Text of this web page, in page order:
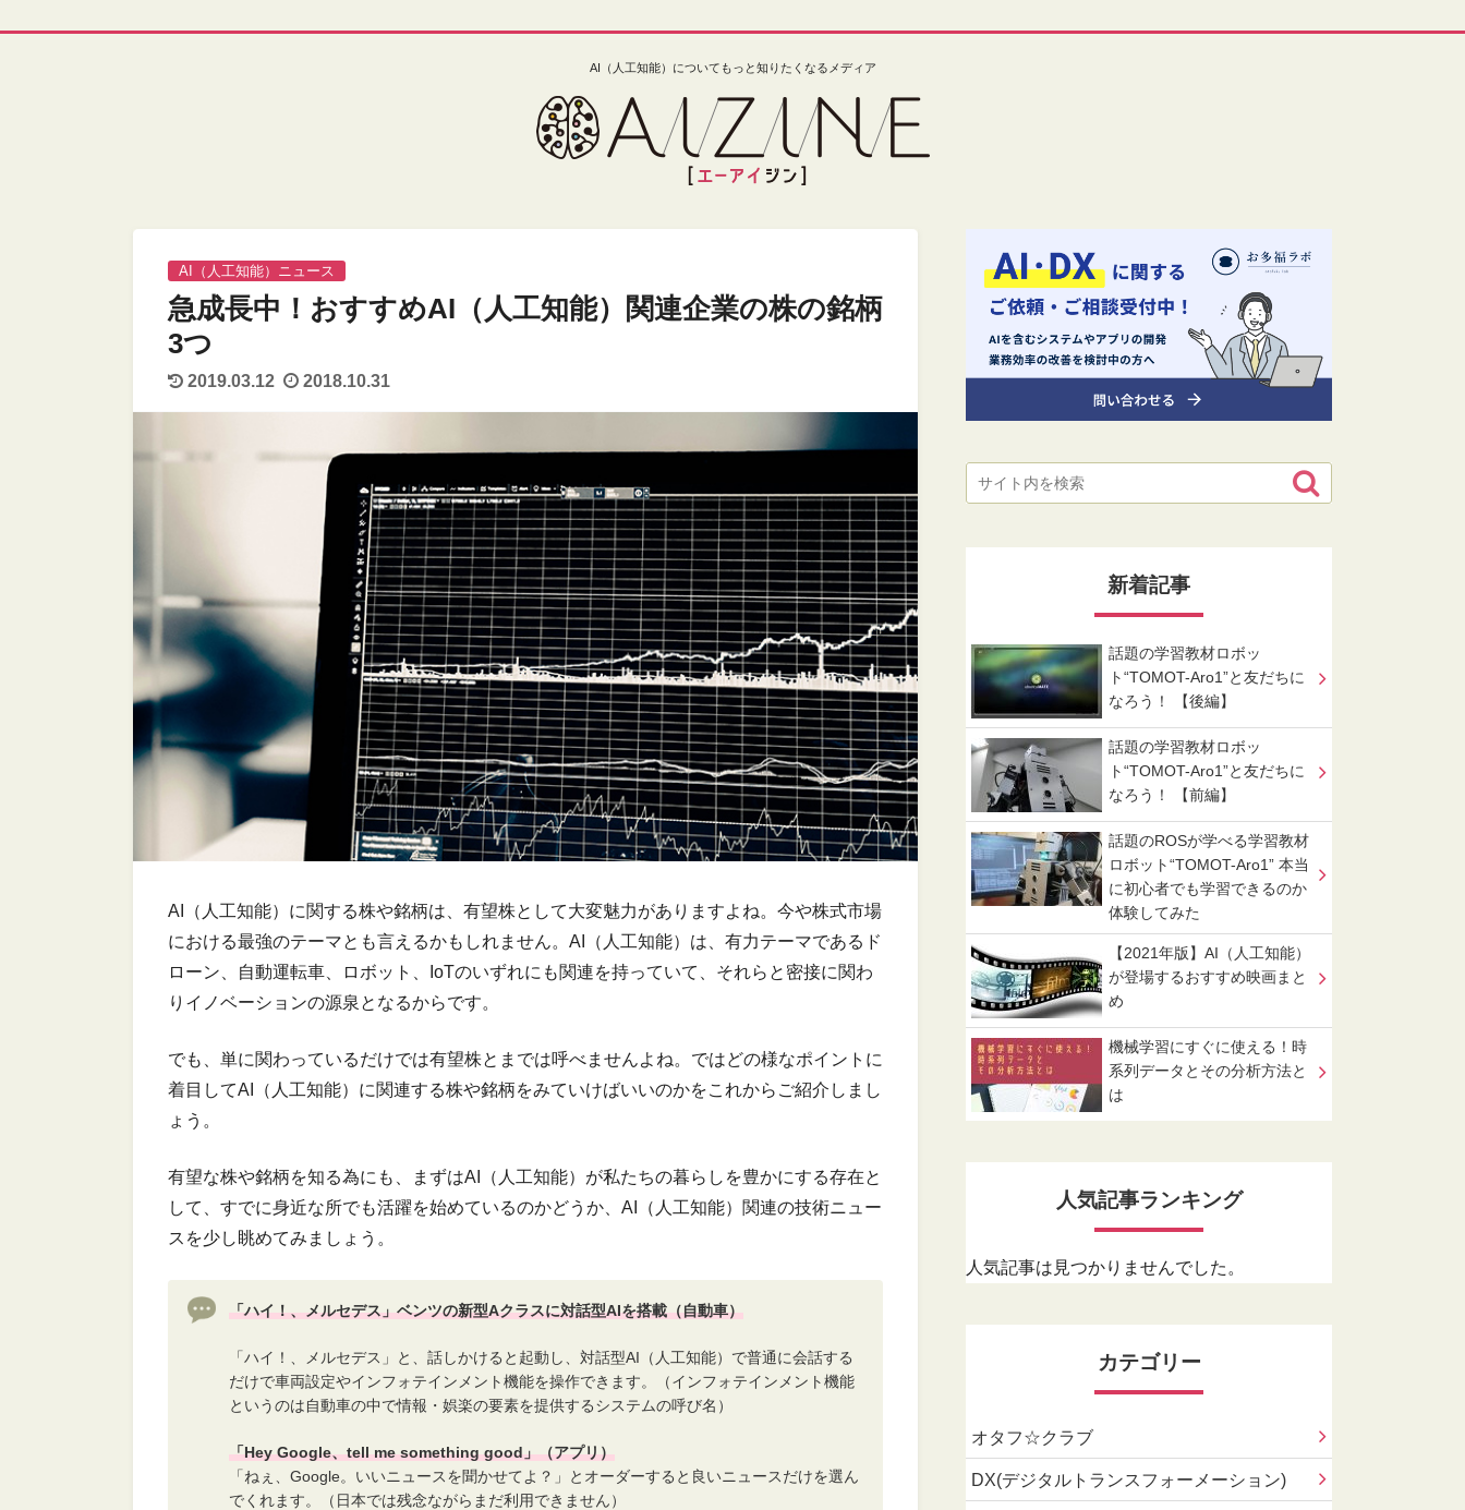
AI（人工知能）についてもっと知りたくなるメディア
AI（人工知能）ニュース
急成長中！おすすめAI（人工知能）関連企業の株の銘柄
3つ
2019.03.12 2018.10.31
AI（人工知能）に関する株や銘柄は、有望株として大変魅力がありますよね。今や株式市場
における最強のテーマとも言えるかもしれません。AI（人工知能）は、有力テーマであるド
ローン、自動運転車、ロボット、IoTのいずれにも関連を持っていて、それらと密接に関わ
りイノベーションの源泉となるからです。
でも、単に関わっているだけでは有望株とまでは呼べませんよね。ではどの様なポイントに
着目してAI（人工知能）に関連する株や銘柄をみていけばいいのかをこれからご紹介しまし
ょう。
有望な株や銘柄を知る為にも、まずはAI（人工知能）が私たちの暮らしを豊かにする存在と
して、すでに身近な所でも活躍を始めているのかどうか、AI（人工知能）関連の技術ニュー
スを少し眺めてみましょう。
「ハイ！、メルセデス」ベンツの新型Aクラスに対話型AIを搭載（自動車）
「ハイ！、メルセデス」と、話しかけると起動し、対話型AI（人工知能）で普通に会話する
だけで車両設定やインフォテインメント機能を操作できます。（インフォテインメント機能
というのは自動車の中で情報・娯楽の要素を提供するシステムの呼び名）
「Hey Google、tell me something good」（アプリ）
「ねぇ、Google。いいニュースを聞かせてよ？」とオーダーすると良いニュースだけを選ん
でくれます。（日本では残念ながらまだ利用できません）
新着記事
話題の学習教材ロボッ
ト“TOMOT-Aro1”と友だちに
なろう！ 【後編】
話題の学習教材ロボッ
ト“TOMOT-Aro1”と友だちに
なろう！ 【前編】
話題のROSが学べる学習教材
ロボット“TOMOT-Aro1” 本当
に初心者でも学習できるのか
体験してみた
【2021年版】AI（人工知能）
が登場するおすすめ映画まと
め
機械学習にすぐに使える！時
系列データとその分析方法と
は
人気記事ランキング
人気記事は見つかりませんでした。
カテゴリー
オタフ☆クラブ
DX(デジタルトランスフォーメーション)